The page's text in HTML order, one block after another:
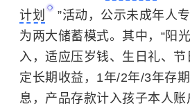
计划
”活动，公示未成年人
为两大储蓄模式。其中，“阳
入，适应压岁钱、生日礼、
定长期收益，1年/2年/3年存
息，产品存款计入孩子本人